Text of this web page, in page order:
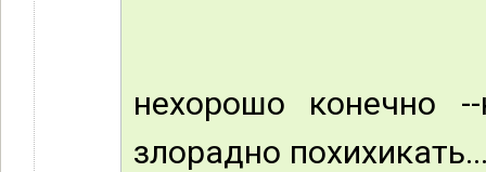
нехорошо конечно
злорадно